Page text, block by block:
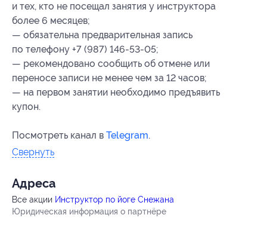
и тех, кто не посещал занятия у инструктора
более 6 месяцев;
— обязательна предварительная запись
по телефону +7 (987) 146-53-05;
— рекомендовано сообщить об отмене или
переносе записи не менее чем за 12 часов;
— на первом занятии необходимо предъявить
купон.
Посмотреть канал в Telegram.
Свернуть
Адресa
Все акции Инструктор по йоге Снежана
Юридическая информация о партнёре